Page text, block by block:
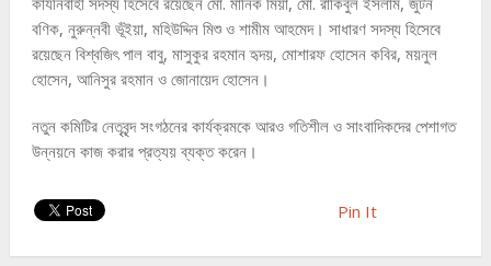
বণিক, নুরুন্নবী ভূঁইয়া, মহিউদ্দিন মিশু ও শামীম আহমেদ। সাধারণ সদস্য হিসেবে
রয়েছেন বিশ্বজিৎ পাল বাবু, মাসুকুর রহমান হৃদয়, মোশারফ হোসেন কবির, ময়নুল
হোসেন, আনিসুর রহমান ও জোনায়েদ হোসেন।
নতুন কমিটির নেতৃবৃন্দ সংগঠনের কার্যক্রমকে আরও গতিশীল ও সাংবাদিকদের পেশাগত
উন্নয়নে কাজ করার প্রত্যয় ব্যক্ত করেন।
Pin It